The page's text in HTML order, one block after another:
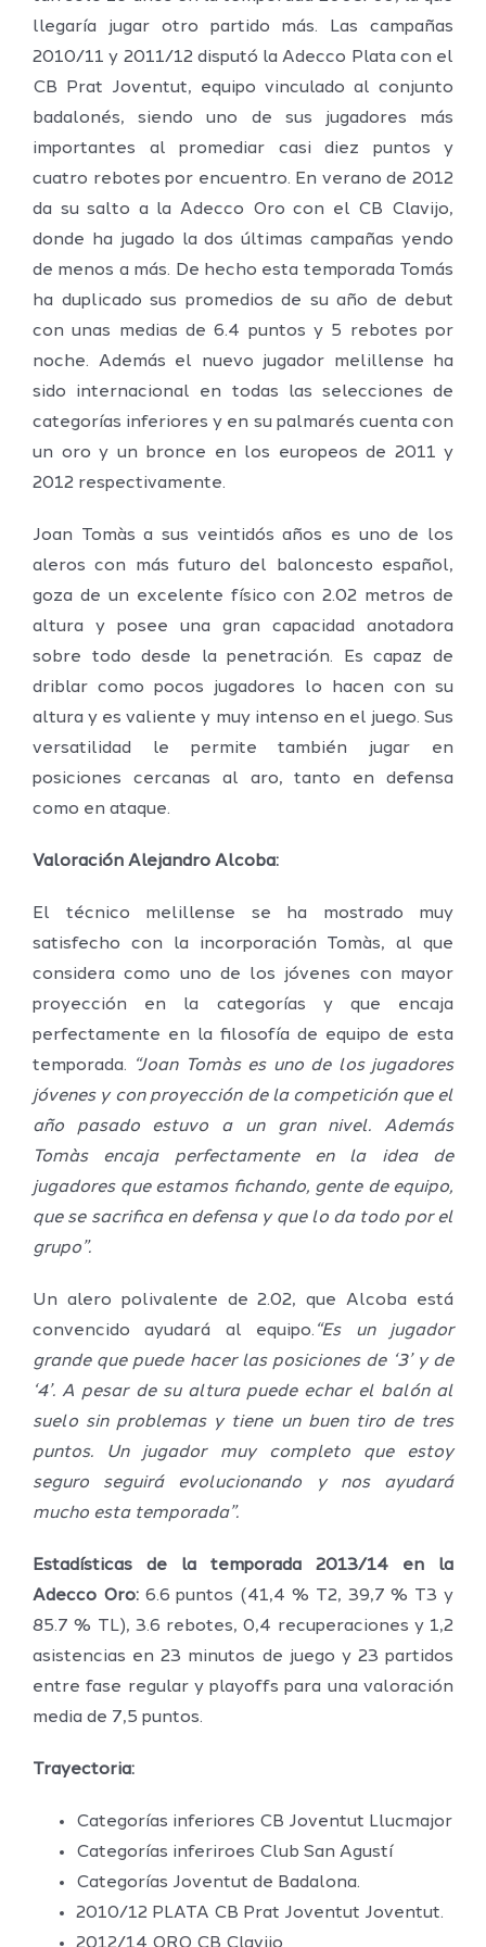
llegaría jugar otro partido más. Las campañas
2010/11 y 2011/12 disputó la Adecco Plata con el
CB Prat Joventut, equipo vinculado al conjunto
badalonés, siendo uno de sus jugadores más
importantes al promediar casi diez puntos y
cuatro rebotes por encuentro. En verano de 2012
da su salto a la Adecco Oro con el CB Clavijo,
donde ha jugado la dos últimas campañas yendo
de menos a más. De hecho esta temporada Tomás
ha duplicado sus promedios de su año de debut
con unas medias de 6.4 puntos y 5 rebotes por
noche. Además el nuevo jugador melillense ha
sido internacional en todas las selecciones de
categorías inferiores y en su palmarés cuenta con
un oro y un bronce en los europeos de 2011 y
2012 respectivamente.
Joan Tomàs a sus veintidós años es uno de los
aleros con más futuro del baloncesto español,
goza de un excelente físico con 2.02 metros de
altura y posee una gran capacidad anotadora
sobre todo desde la penetración. Es capaz de
driblar como pocos jugadores lo hacen con su
altura y es valiente y muy intenso en el juego. Sus
versatilidad le permite también jugar en
posiciones cercanas al aro, tanto en defensa
como en ataque.
Valoración Alejandro Alcoba:
El técnico melillense se ha mostrado muy
satisfecho con la incorporación Tomàs, al que
considera como uno de los jóvenes con mayor
proyección en la categorías y que encaja
perfectamente en la filosofía de equipo de esta
temporada.
“Joan Tomàs es uno de los jugadores
jóvenes y con proyección de la competición que el
año pasado estuvo a un gran nivel. Además
Tomàs encaja perfectamente en la idea de
jugadores que estamos fichando, gente de equipo,
que se sacrifica en defensa y que lo da todo por el
grupo”.
Un alero polivalente de 2.02, que Alcoba está
convencido ayudará al equipo. “Es un jugador
grande que puede hacer las posiciones de ‘3’ y de
‘4’. A pesar de su altura puede echar el balón al
suelo sin problemas y tiene un buen tiro de tres
puntos. Un jugador muy completo que estoy
seguro seguirá evolucionando y nos ayudará
mucho esta temporada”.
Estadísticas de la temporada 2013/14 en la
Adecco Oro: 6.6 puntos (41,4 % T2, 39,7 % T3 y
85.7 % TL), 3.6 rebotes, 0,4 recuperaciones y 1,2
asistencias en 23 minutos de juego y 23 partidos
entre fase regular y playoffs para una valoración
media de 7,5 puntos.
Trayectoria:
Categorías inferiores CB Joventut Llucmajor
Categorías inferiroes Club San Agustí
Categorías Joventut de Badalona.
2010/12 PLATA CB Prat Joventut Joventut.